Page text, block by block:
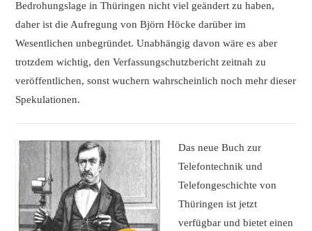
Bedrohungslage in Thüringen nicht viel geändert zu haben,
daher ist die Aufregung von Björn Höcke darüber im
Wesentlichen unbegründet. Unabhängig davon wäre es aber
trotzdem wichtig, den Verfassungschutzbericht zeitnah zu
veröffentlichen, sonst wuchern wahrscheinlich noch mehr dieser
Spekulationen.
Das neue Buch zur
Telefontechnik und
Telefongeschichte von
Thüringen ist jetzt
verfügbar und bietet einen